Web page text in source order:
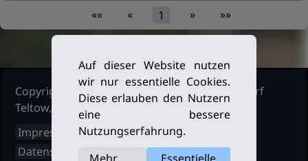
«« « 1 » »»
Copyright Ruderclub Kleinmachnow Stahnsdorf
Teltow, 2026. Alle Rechte vorbehalten.
Impressum
Datenschutz
Auf dieser Website nutzen
wir nur essentielle Cookies.
Diese erlauben den Nutzern
eine bessere
Nutzungserfahrung.